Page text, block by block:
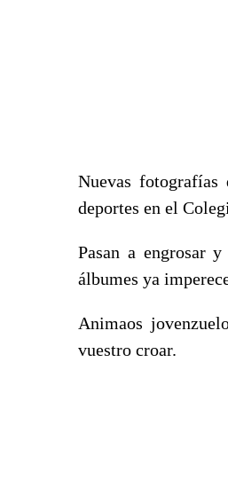
Nuevas fotografías
deportes en el
Pasan a engrosar
álbumes ya
Animaos
vuestro croar.